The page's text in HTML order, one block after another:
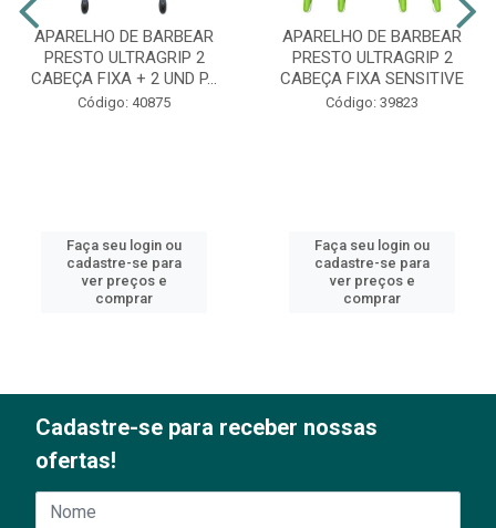
APARELHO DE BARBEAR
PRESTO ULTRAGRIP 2
CABEÇA FIXA + 2 UND P...
Código: 40875
Faça seu login ou
cadastre-se para
ver preços e
comprar
APARELHO DE BARBEAR
PRESTO ULTRAGRIP 2
CABEÇA FIXA SENSITIVE
Código: 39823
Faça seu login ou
cadastre-se para
ver preços e
comprar
Cadastre-se para receber nossas
ofertas!